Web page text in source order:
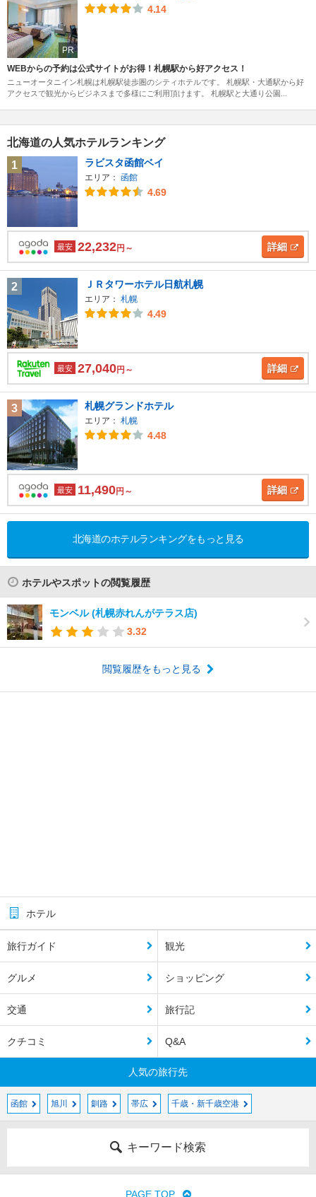
PR
4.14
WEBからの予約は公式サイトがお得！札幌駅から好アクセス！
ニューオータニイン札幌は札幌駅徒歩圏のシティホテルです。 札幌駅・大通駅から好
アクセスで観光からビジネスまで多様にご利用頂けます。 札幌駅と大通り公園...
北海道の人気ホテルランキング
1
ラビスタ函館ベイ
エリア： 函館
4.69
最安 22,232円～ 詳細
2 ＪＲタワーホテル日航札幌
エリア： 札幌
4.49
最安 27,040円～ 詳細
3 札幌グランドホテル
エリア： 札幌
4.48
最安 11,490円～ 詳細
北海道のホテルランキングをもっと見る
ホテルやスポットの閲覧履歴
モンベル (札幌赤れんがテラス店)
3.32
閲覧履歴をもっと見る
ホテル
旅行ガイド 観光
グルメ ショッピング
交通 旅行記
クチコミ Q&A
人気の旅行先
函館 旭川 釧路 帯広 千歳・新千歳空港
キーワード検索
PAGE TOP